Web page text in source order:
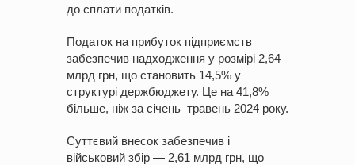
до сплати податків.
Податок на прибуток підприємств
забезпечив надходження у розмірі 2,64
млрд грн, що становить 14,5% у
структурі держбюджету. Це на 41,8%
більше, ніж за січень–травень 2024 року.
Суттєвий внесок забезпечив і
військовий збір — 2,61 млрд грн, що